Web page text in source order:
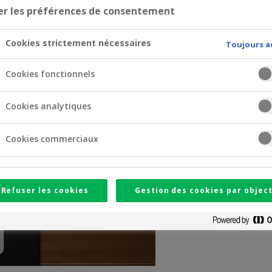
les préférences de consentement
Cookies strictement nécessaires Toujours
Cookies fonctionnels
Cookies analytiques
Cookies commerciaux
Refuser les cookies Gestion des cookies par